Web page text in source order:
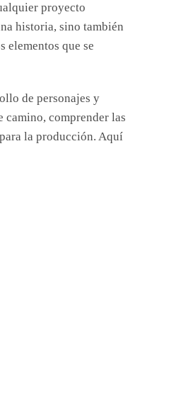
proyecto
historia, sino también
elementos que se
de personajes y
camino, comprender las
la producción. Aquí